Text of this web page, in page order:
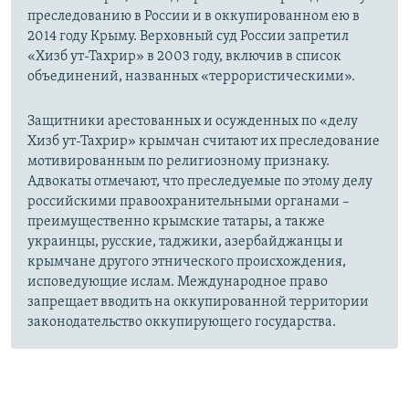
преследованию в России и в оккупированном ею в
2014 году Крыму. Верховный суд России запретил
«Хизб ут-Тахрир» в 2003 году, включив в список
объединений, названных «террористическими».
Защитники арестованных и осужденных по «делу
Хизб ут-Тахрир» крымчан считают их преследование
мотивированным по религиозному признаку.
Адвокаты отмечают, что преследуемые по этому делу
российскими правоохранительными органами –
преимущественно крымские татары, а также
украинцы, русские, таджики, азербайджанцы и
крымчане другого этнического происхождения,
исповедующие ислам. Международное право
запрещает вводить на оккупированной территории
законодательство оккупирующего государства.